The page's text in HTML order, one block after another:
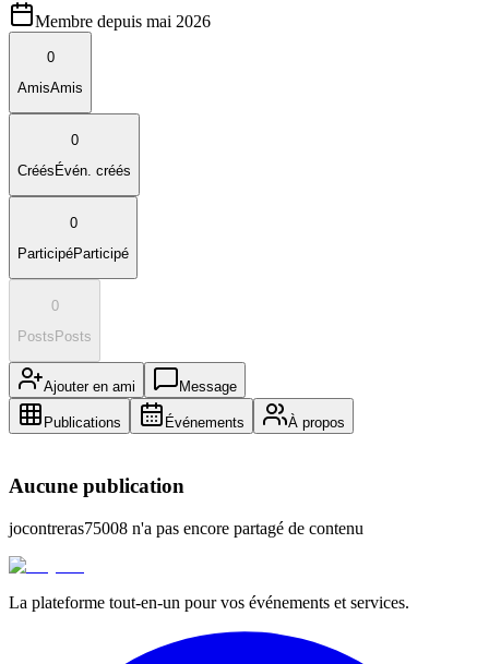
Membre depuis mai 2026
0
AmisAmis
0
Créés Évén. créés
0
ParticipéParticipé
0
Posts Posts
Ajouter en ami Message
Publications Événements À propos
Aucune publication
jocontreras75008 n'a pas encore partagé de contenu
La plateforme tout-en-un pour vos événements et services.